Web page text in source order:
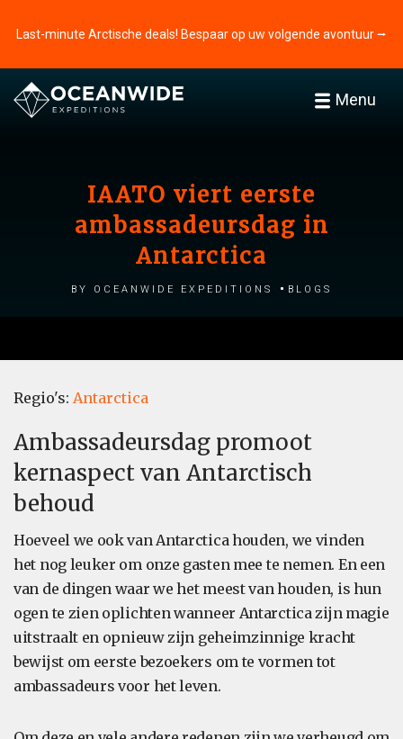
Last-minute Arctische deals! Bespaar op uw volgende avontuur ⭢
Menu
IAATO viert eerste
ambassadeursdag in
Antarctica
by Oceanwide Expeditions Blogs
Regio's: Antarctica
Ambassadeursdag promoot
kernaspect van Antarctisch
behoud
Hoeveel we ook van Antarctica houden, we vinden
het nog leuker om onze gasten mee te nemen. En een
van de dingen waar we het meest van houden, is hun
ogen te zien oplichten wanneer Antarctica zijn magie
uitstraalt en opnieuw zijn geheimzinnige kracht
bewijst om eerste bezoekers om te vormen tot
ambassadeurs voor het leven.